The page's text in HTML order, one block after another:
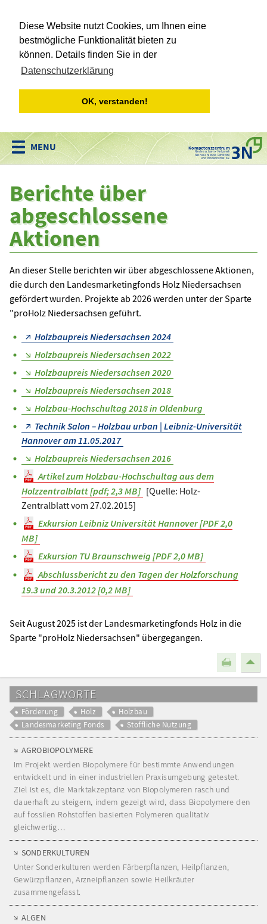
Diese Website nutzt Cookies, um Ihnen eine
bestmögliche Funktionalität bieten zu
können. Details finden Sie in der
Datenschutzerklärung
OK, verstanden!
Kompetenzzentrum
Niedersachsen • Netzwerk
Nachwachsende Rohstoffe
und Bioökonomie e.V.
Berichte über
abgeschlossene
Aktionen
An dieser Stelle berichten wir über abgeschlossene Aktionen,
die durch den Landesmarketingfonds Holz Niedersachsen
gefördert wurden. Projekte ab 2026 werden unter der Sparte
"proHolz Niedersachsen geführt.
Holzbaupreis Niedersachsen 2024
Holzbaupreis Niedersachsen 2022
Holzbaupreis Niedersachsen 2020
Holzbaupreis Niedersachsen 2018
Holzbau-Hochschultag 2018 in Oldenburg
Technik Salon – Holzbau urban | Leibniz-Universität
Hannover am 11.05.2017
Holzbaupreis Niedersachsen 2016
Artikel zum Holzbau-Hochschultag aus dem
Holzzentralblatt [pdf; 2,3 MB] [Quelle: Holz-
Zentralblatt vom 27.02.2015]
Exkursion Leibniz Universität Hannover [PDF 2,0
MB]
Exkursion TU Braunschweig [PDF 2,0 MB]
Abschlussbericht zu den Tagen der Holzforschung
19.3 und 20.3.2012 [0,2 MB]
Seit August 2025 ist der Landesmarketingfonds Holz in die
Sparte "proHolz Niedersachsen" übergegangen.
SCHLAGWORTE
Förderung Holz
Holzbau
Landesmarketing Fonds
Stoffliche Nutzung
AGROBIOPOLYMERE
Im Projekt werden Biopolymere für bestimmte Anwendungen
entwickelt und in einer industriellen Praxisumgebung getestet.
Ziel ist es, die Marktakzeptanz von Biopolymeren rasch und
dauerhaft zu steigern, indem gezeigt wird, dass Biopolymere den
auf fossilen Rohstoffen basierten Polymeren qualitativ
gleichwertig…
SONDERKULTUREN
Unter Sonderkulturen werden Färberpflanzen, Heilpflanzen,
Gewürzpflanzen, Arzneipflanzen sowie Heilkräuter
zusammengefasst.
ALGEN